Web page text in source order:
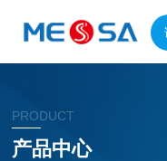
PRODUCT
产品中心